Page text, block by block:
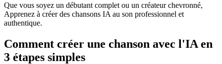
Que vous soyez un débutant complet ou un créateur chevronné,
Apprenez à créer des chansons IA au son professionnel et
authentique.
Comment créer une chanson avec l'IA en
3 étapes simples